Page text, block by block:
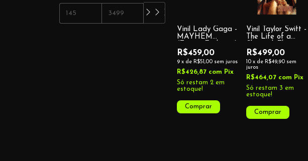
Vinil Lady Gaga -
MAYHEM
R$459,00
9 x de R$51,00 sem juros
R$426,87 com Pix
Só restam2 em
estoque!
Vinil Taylor Swift -
The Life of a
Crowd is Your
King Edition
(Summertime
Spritz Pink
Shimmer Vinyl,
Target Exclusive)
R$499,00
10 x de R$49,90 sem
juros
R$464,07 com Pix
Só restam 3 em
estoque!